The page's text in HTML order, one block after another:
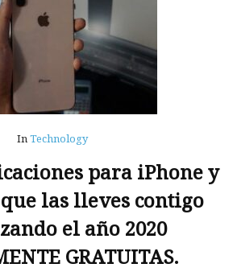
InTechnology
para iPhone y
las lleves contigo
el año 2020
GRATUITAS.